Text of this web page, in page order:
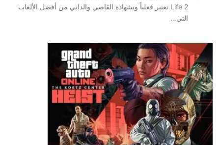
Life 2 تعتبر فعلياً وبشهادة القاصي والداني من أفضل الألعاب
التي…